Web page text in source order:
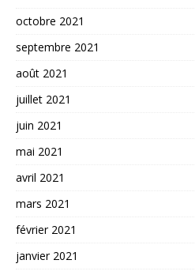
octobre 2021
septembre 2021
août 2021
juillet 2021
juin 2021
mai 2021
avril 2021
mars 2021
février 2021
janvier 2021